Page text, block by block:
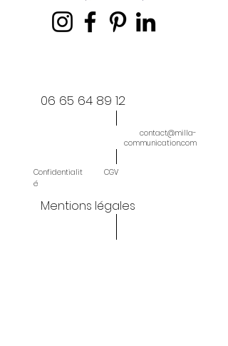
06 65 64 89 12
contact@milla-
communication.com
Confidentialit
é
CGV
Mentions légales